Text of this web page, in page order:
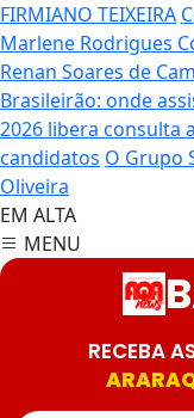
FIRMIANO TEIXEIRA
Marlene Rodrigues
Renan Soares de
Brasileirão: onde
2026 libera consulta
candidatos O Grupo
Oliveira
EM ALTA
MENU
RECEBA